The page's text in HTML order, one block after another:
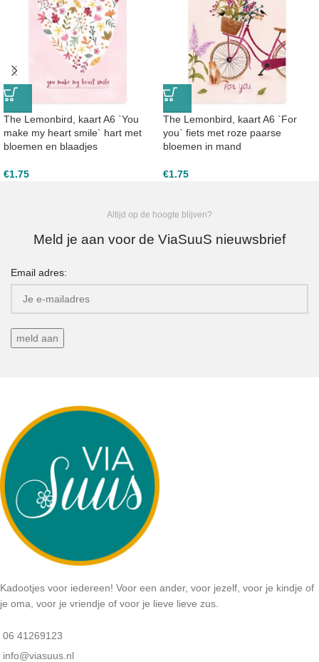
The Lemonbird, kaart A6 `You
make my heart smile` hart met
bloemen en blaadjes
€1.75
The Lemonbird, kaart A6 `For
you` fiets met roze paarse
bloemen in mand
€1.75
Altijd op de hoogte blijven?
Meld je aan voor de ViaSuuS nieuwsbrief
Email adres:
Kadootjes voor iedereen! Voor een ander, voor jezelf, voor je kindje of
je oma, voor je vriendje of voor je lieve lieve zus.
06 41269123
info@viasuus.nl